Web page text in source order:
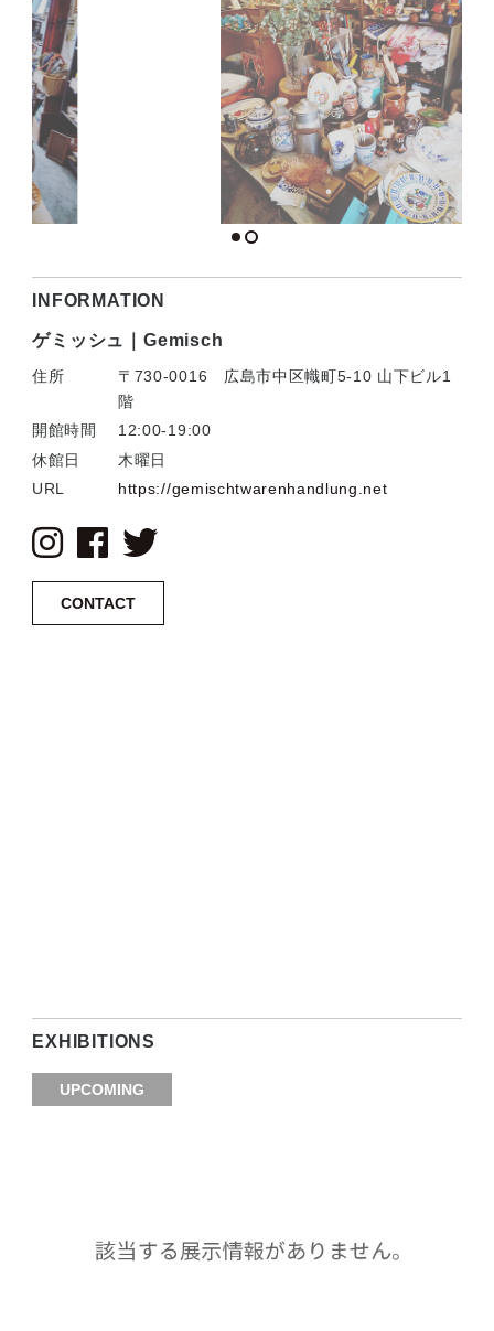
INFORMATION
ゲミッシュ｜Gemisch
住所
〒730-0016 広島市中区幟町5-10 山下ビル1
階
開館時間
12:00-19:00
休館日
木曜日
URL
https://gemischtwarenhandlung.net
CONTACT
EXHIBITIONS
UPCOMING